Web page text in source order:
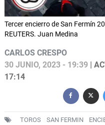
Tercer encierro de San Fermín
REUTERS. Juan Medina
CARLOS CRESPO
30 JUNIO, 2023 - 19:39 |
17:14
TOROS SAN FERMIN